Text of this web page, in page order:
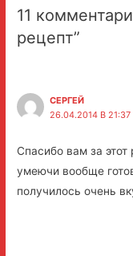
11
рецепт”
СЕРГЕЙ
26.04.2014 В 21:37
Спасибо вам за
умеючи вообще
получилось очень